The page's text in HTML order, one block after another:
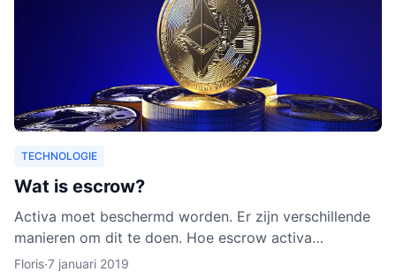
TECHNOLOGIE
Wat is escrow?
Activa moet beschermd worden. Er zijn verschillende
manieren om dit te doen. Hoe escrow activa
beschermt, leggen we uit in dit artikel. Ook leggen we
Floris·7 januari 2019